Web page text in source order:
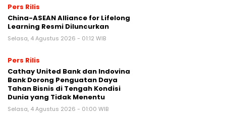
Pers Rilis
China-ASEAN Alliance for Lifelong
Learning Resmi Diluncurkan
Selasa, 4 Agustus 2026 - 01:12 WIB
Pers Rilis
Cathay United Bank dan Indovina
Bank Dorong Penguatan Daya
Tahan Bisnis di Tengah Kondisi
Dunia yang Tidak Menentu
Selasa, 4 Agustus 2026 - 01:00 WIB